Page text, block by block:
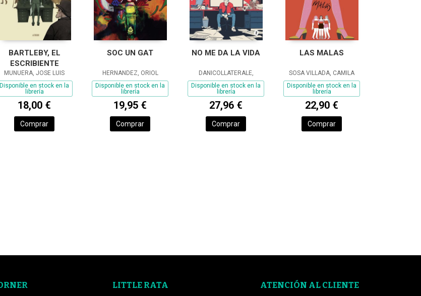
BARTLEBY, EL
ESCRIBIENTE
MUNUERA, JOSE LUIS
Disponible en stock en la
librería
18,00 €
Comprar
SOC UN GAT
HERNANDEZ, ORIOL
Disponible en stock en la
librería
19,95 €
Comprar
NO ME DA LA VIDA
DANICOLLATERALE,
Disponible en stock en la
librería
27,96 €
Comprar
LAS MALAS
SOSA VILLADA, CAMILA
Disponible en stock en la
librería
22,90 €
Comprar
LITTLE RATA ATENCIÓN AL CLIENTE